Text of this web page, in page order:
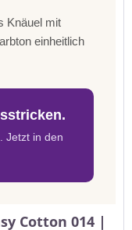
Knäuel mit
einheitlich
Jetzt in den
Cotton 014 |